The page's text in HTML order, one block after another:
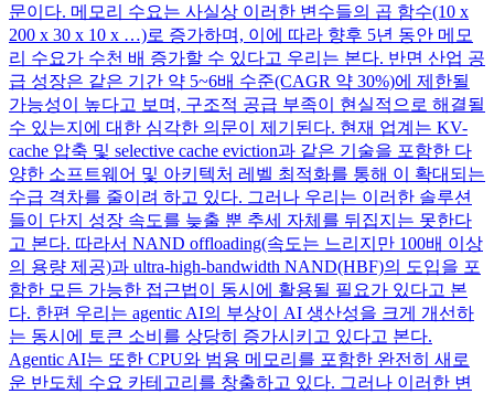
문이다. 메모리 수요는 사실상 이러한 변수들의 곱 함수(10 x
200 x 30 x 10 x …)로 증가하며, 이에 따라 향후 5년 동안 메모
리 수요가 수천 배 증가할 수 있다고 우리는 본다. 반면 산업 공
급 성장은 같은 기간 약 5~6배 수준(CAGR 약 30%)에 제한될
가능성이 높다고 보며, 구조적 공급 부족이 현실적으로 해결될
수 있는지에 대한 심각한 의문이 제기된다. 현재 업계는 KV-
cache 압축 및 selective cache eviction과 같은 기술을 포함한 다
양한 소프트웨어 및 아키텍처 레벨 최적화를 통해 이 확대되는
수급 격차를 줄이려 하고 있다. 그러나 우리는 이러한 솔루션
들이 단지 성장 속도를 늦출 뿐 추세 자체를 뒤집지는 못한다
고 본다. 따라서 NAND offloading(속도는 느리지만 100배 이상
의 용량 제공)과 ultra-high-bandwidth NAND(HBF)의 도입을 포
함한 모든 가능한 접근법이 동시에 활용될 필요가 있다고 본
다. 한편 우리는 agentic AI의 부상이 AI 생산성을 크게 개선하
는 동시에 토큰 소비를 상당히 증가시키고 있다고 본다.
Agentic AI는 또한 CPU와 범용 메모리를 포함한 완전히 새로
운 반도체 수요 카테고리를 창출하고 있다. 그러나 이러한 변